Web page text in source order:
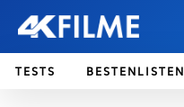
TESTS BESTENLISTEN